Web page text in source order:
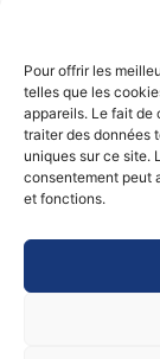
Pour offrir les
telles que les
appareils. Le fait de
traiter des données
uniques sur ce site.
consentement peut
et fonctions.
maritime
rencontrer
Neoliner
Nazaire Port
Pierre et aux
la méditerranée